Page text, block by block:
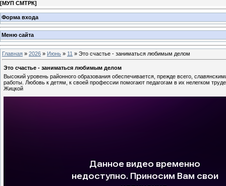
[МУП СМТРК]
Форма входа
Меню сайта
Главная » 2026 » Июнь » 11 » Это счастье - заниматься любимым делом
Это счастье - заниматься любимым делом
Высокий уровень районного образования обеспечивается, прежде всего,
работы. Любовь к детям, к своей профессии помогают педагогам в их нелегком
Жицкой